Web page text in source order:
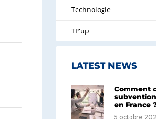
Technologie
TP'up
LATEST NEWS
Comment
en France ?
5 octobre